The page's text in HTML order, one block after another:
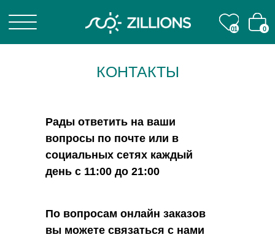
0
01 0
01
КОНТАКТЫ
По вопросам онлайн заказов
вы можете связаться с нами
Рады ответить на ваши
вопросы по почте или в
социальных сетях каждый
день с 11:00 до 21:00